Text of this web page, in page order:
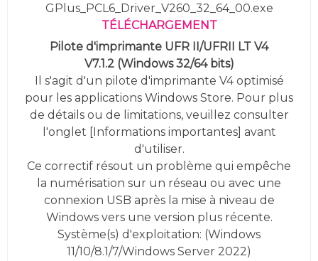
GPlus_PCL6_Driver_V260_32_64_00.exe
TÉLÉCHARGEMENT
Pilote d'imprimante UFR II/UFRII LT V4
V7.1.2 (Windows 32/64 bits)
Il s'agit d'un pilote d'imprimante V4 optimisé
pour les applications Windows Store. Pour plus
de détails ou de limitations, veuillez consulter
l'onglet [Informations importantes] avant
d'utiliser.
Ce correctif résout un problème qui empêche
la numérisation sur un réseau ou avec une
connexion USB après la mise à niveau de
Windows vers une version plus récente.
Système(s) d'exploitation: (Windows
11/10/8.1/7/Windows Server 2022)